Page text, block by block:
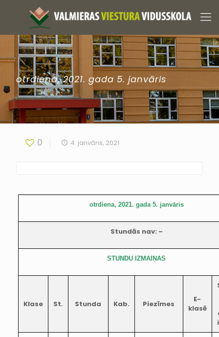
otrdiena, 2021. gada 5. janvāris
0 4. janvāris, 2021
otrdiena, 2021. gada 5. janvāris
Stundās nav: –
STUNDU IZMAIŅAS
Klase St. Stunda Kab. Piezīmes
E-
klasē